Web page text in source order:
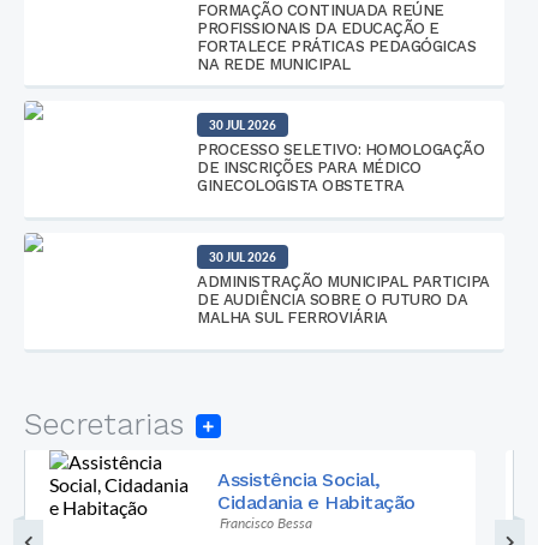
FORMAÇÃO CONTINUADA REÚNE
PROFISSIONAIS DA EDUCAÇÃO E
FORTALECE PRÁTICAS PEDAGÓGICAS
NA REDE MUNICIPAL
30 JUL 2026
PROCESSO SELETIVO: HOMOLOGAÇÃO
DE INSCRIÇÕES PARA MÉDICO
GINECOLOGISTA OBSTETRA
30 JUL 2026
ADMINISTRAÇÃO MUNICIPAL PARTICIPA
DE AUDIÊNCIA SOBRE O FUTURO DA
MALHA SUL FERROVIÁRIA
Secretarias
Assistência Social,
Cidadania e Habitação
Francisco Bessa